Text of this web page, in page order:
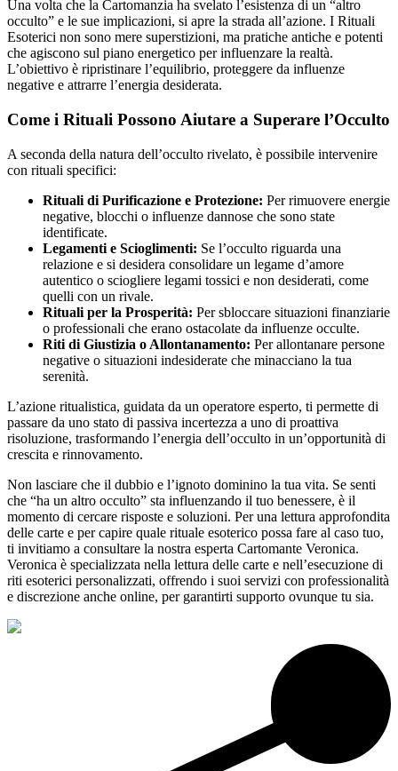
Una volta che la Cartomanzia ha svelato l’esistenza di un “altro
occulto” e le sue implicazioni, si apre la strada all’azione. I Rituali
Esoterici non sono mere superstizioni, ma pratiche antiche e potenti
che agiscono sul piano energetico per influenzare la realtà.
L’obiettivo è ripristinare l’equilibrio, proteggere da influenze
negative e attrarre l’energia desiderata.
Come i Rituali Possono Aiutare a Superare l’Occulto
A seconda della natura dell’occulto rivelato, è possibile intervenire
con rituali specifici:
Rituali di Purificazione e Protezione: Per rimuovere energie
negative, blocchi o influenze dannose che sono state
identificate.
Legamenti e Scioglimenti: Se l’occulto riguarda una
relazione e si desidera consolidare un legame d’amore
autentico o sciogliere legami tossici e non desiderati, come
quelli con un rivale.
Rituali per la Prosperità: Per sbloccare situazioni finanziarie
o professionali che erano ostacolate da influenze occulte.
Riti di Giustizia o Allontanamento: Per allontanare persone
negative o situazioni indesiderate che minacciano la tua
serenità.
L’azione ritualistica, guidata da un operatore esperto, ti permette di
passare da uno stato di passiva incertezza a uno di proattiva
risoluzione, trasformando l’energia dell’occulto in un’opportunità di
crescita e rinnovamento.
Non lasciare che il dubbio e l’ignoto dominino la tua vita. Se senti
che “ha un altro occulto” sta influenzando il tuo benessere, è il
momento di cercare risposte e soluzioni. Per una lettura approfondita
delle carte e per capire quale rituale esoterico possa fare al caso tuo,
ti invitiamo a consultare la nostra esperta Cartomante Veronica.
Veronica è specializzata nella lettura delle carte e nell’esecuzione di
riti esoterici personalizzati, offrendo i suoi servizi con professionalità
e discrezione anche online, per garantirti supporto ovunque tu sia.